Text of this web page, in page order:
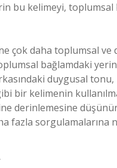
bu kelimeyi, toplumsal
çok daha toplumsal
bağlamdaki
duygusal
bir kelimenin
derinlemesine
fazla sorgulamalarına